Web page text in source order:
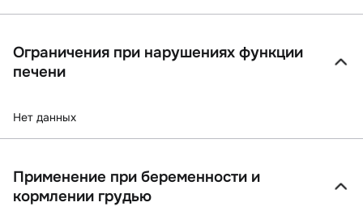
Ограничения при нарушениях функции
печени
Нет данных
Применение при беременности и
кормлении грудью